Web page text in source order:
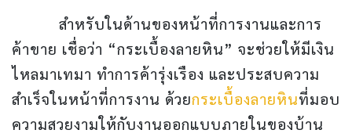
สำหรับในด้านของหน้าที่การงานและการ
ค้าขาย เชื่อว่า “กระเบื้องลายหิน” จะช่วยให้มีเงิน
ไหลมาเทมา ทำการค้ารุ่งเรือง และประสบความ
สำเร็จในหน้าที่การงาน ด้วยกระเบื้องลายหินที่มอบ
ความสวยงามให้กับงานออกแบบภายในของบ้าน